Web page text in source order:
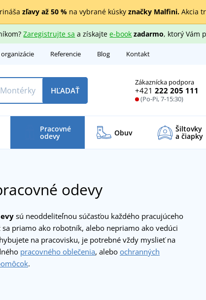
zľavy až 50 %na vybrané kúsky značky Malfini.Akcia
Zaregistrujte sa a získajtee-book zadarmo, ktorý Vám
Referencie Blog Kontakt
Zákaznícka podpora
+421 222 205 111
(Po-Pi, 7-15:30)
HĽADAŤ
Pracovné
odevy Obuv Šiltovky
a čiapky
odevy
sú neoddeliteľnou súčasťou každého pracujúceho
sa priamo ako robotník, alebo nepriamo ako vedúci
na pracovisku, je potrebné vždy myslieť na
pracovného oblečenia, alebo ochranných
.